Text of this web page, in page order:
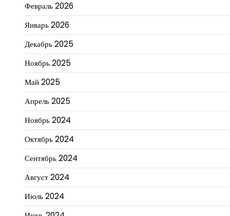
Февраль 2026
Январь 2026
Декабрь 2025
Ноябрь 2025
Май 2025
Апрель 2025
Ноябрь 2024
Октябрь 2024
Сентябрь 2024
Август 2024
Июль 2024